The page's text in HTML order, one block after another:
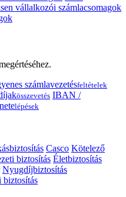
vállalkozói számlacsomagok
számlavezetésfeltételek
összevetés IBAN /
lépések
Casco Kötelező
biztosítás Életbiztosítás
Nyugdíjbiztosítás